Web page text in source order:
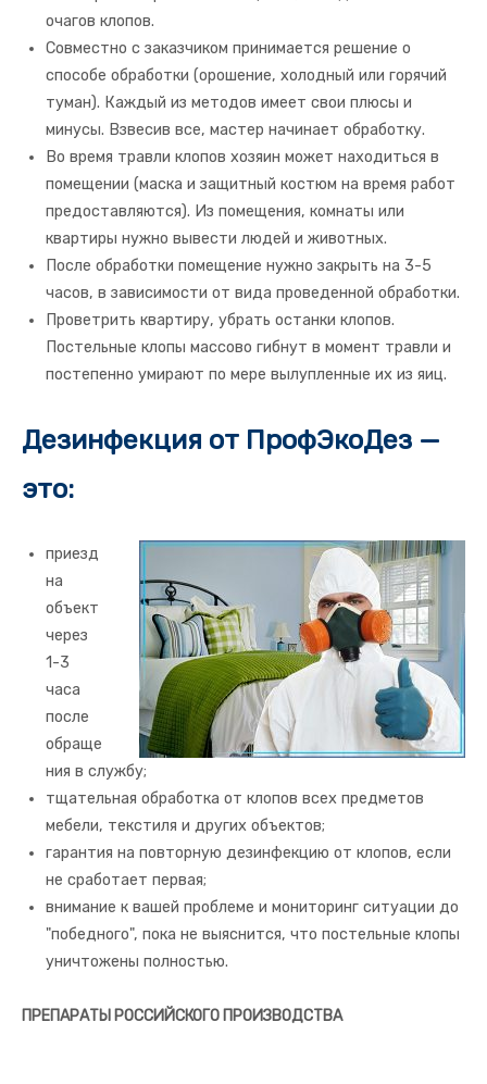
очагов клопов.
Совместно с заказчиком принимается решение о
способе обработки (орошение, холодный или горячий
туман). Каждый из методов имеет свои плюсы и
минусы. Взвесив все, мастер начинает обработку.
Во время травли клопов хозяин может находиться в
помещении (маска и защитный костюм на время работ
предоставляются). Из помещения, комнаты или
квартиры нужно вывести людей и животных.
После обработки помещение нужно закрыть на 3-5
часов, в зависимости от вида проведенной обработки.
Проветрить квартиру, убрать останки клопов.
Постельные клопы массово гибнут в момент травли и
постепенно умирают по мере вылупленные их из яиц.
Дезинфекция от ПрофЭкоДез —
это:
приезд
на
объект
через
1-3
часа
после
обраще
ния в службу;
тщательная обработка от клопов всех предметов
мебели, текстиля и других объектов;
гарантия на повторную дезинфекцию от клопов, если
не сработает первая;
внимание к вашей проблеме и мониторинг ситуации до
"победного", пока не выяснится, что постельные клопы
уничтожены полностью.
ПРЕПАРАТЫ РОССИЙСКОГО ПРОИЗВОДСТВА